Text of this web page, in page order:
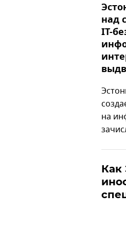
над
IT-
на
Как